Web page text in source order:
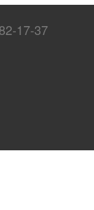
17-37